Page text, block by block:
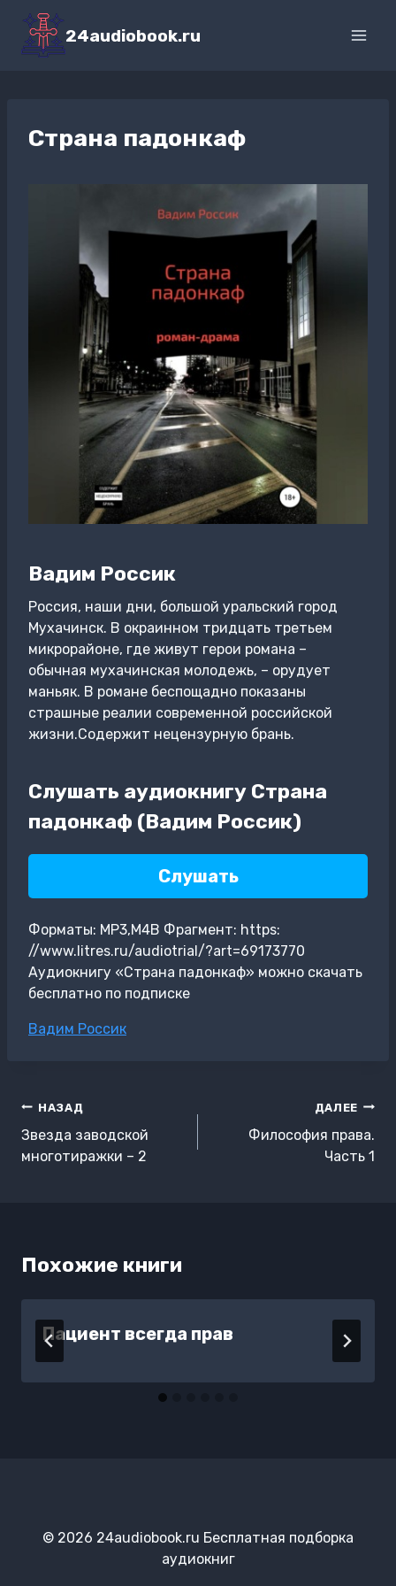
Перейти
содержимому
24audiobook.ru
Страна падонкаф
Вадим Россик
Россия, наши дни, большой уральский город
Мухачинск. В окраинном тридцать третьем
микрорайоне, где живут герои романа –
обычная мухачинская молодежь, – орудует
маньяк. В романе беспощадно показаны
страшные реалии современной российской
жизни.Содержит нецензурную брань.
Слушать аудиокнигу Страна
падонкаф (Вадим Россик)
Слушать
Форматы: MP3,M4B Фрагмент: https:
//www.litres.ru/audiotrial/?art=69173770
Аудиокнигу «Страна падонкаф» можно скачать
бесплатно по подписке
Метки
Вадим Россик
Навигация
по
записям
НАЗАД
Звезда заводской
многотиражки – 2
ДАЛЕЕ
Философия права.
Часть 1
Похожие книги
Пациент всегда прав
© 2026 24audiobook.ru Бесплатная подборка
аудиокниг